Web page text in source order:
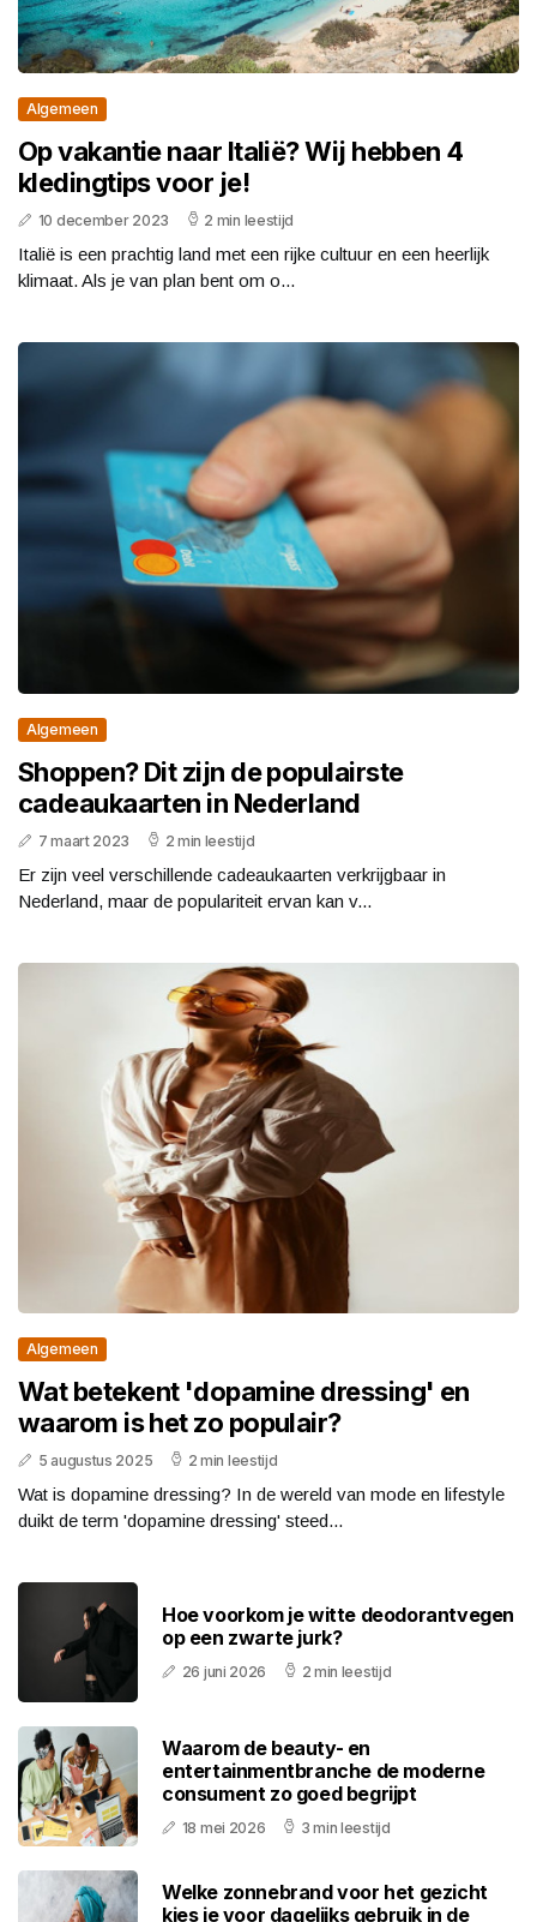
Algemeen
Op vakantie naar Italië? Wij hebben 4
kledingtips voor je!
10 december 2023 2 min leestijd
Italië is een prachtig land met een rijke cultuur en een heerlijk
klimaat. Als je van plan bent om o...
Algemeen
Shoppen? Dit zijn de populairste
cadeaukaarten in Nederland
7 maart 2023 2 min leestijd
Er zijn veel verschillende cadeaukaarten verkrijgbaar in
Nederland, maar de populariteit ervan kan v...
Algemeen
Wat betekent 'dopamine dressing' en
waarom is het zo populair?
5 augustus 2025 2 min leestijd
Wat is dopamine dressing? In de wereld van mode en lifestyle
duikt de term 'dopamine dressing' steed...
Hoe voorkom je witte deodorantvegen
op een zwarte jurk?
26 juni 2026 2 min leestijd
Waarom de beauty- en
entertainmentbranche de moderne
consument zo goed begrijpt
18 mei 2026 3 min leestijd
Welke zonnebrand voor het gezicht
kies je voor dagelijks gebruik in de